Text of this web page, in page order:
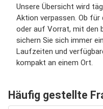
Unsere Übersicht wird
Aktion verpassen. Ob für
oder auf Vorrat, mit den
sichern Sie sich immer
Laufzeiten und
kompakt an einem Ort.
Häufig gestellte